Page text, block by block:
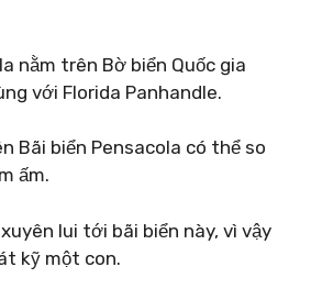
nằm trên Bờ biển Quốc gia
với Florida Panhandle.
Bãi biển Pensacola có thể so
ấm.
lui tới bãi biển này, vì vậy
kỹ một con.